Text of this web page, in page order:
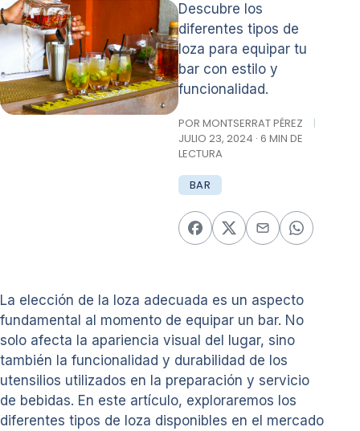
Descubre los
diferentes tipos de
loza para equipar tu
bar con estilo y
funcionalidad.
POR MONTSERRAT PÉREZ
|
JULIO 23, 2024 · 6 MIN DE
LECTURA
BAR
La elección de la loza adecuada es un aspecto
fundamental al momento de equipar un bar. No
solo afecta la apariencia visual del lugar, sino
también la funcionalidad y durabilidad de los
utensilios utilizados en la preparación y servicio
de bebidas. En este artículo, exploraremos los
diferentes tipos de loza disponibles en el mercado